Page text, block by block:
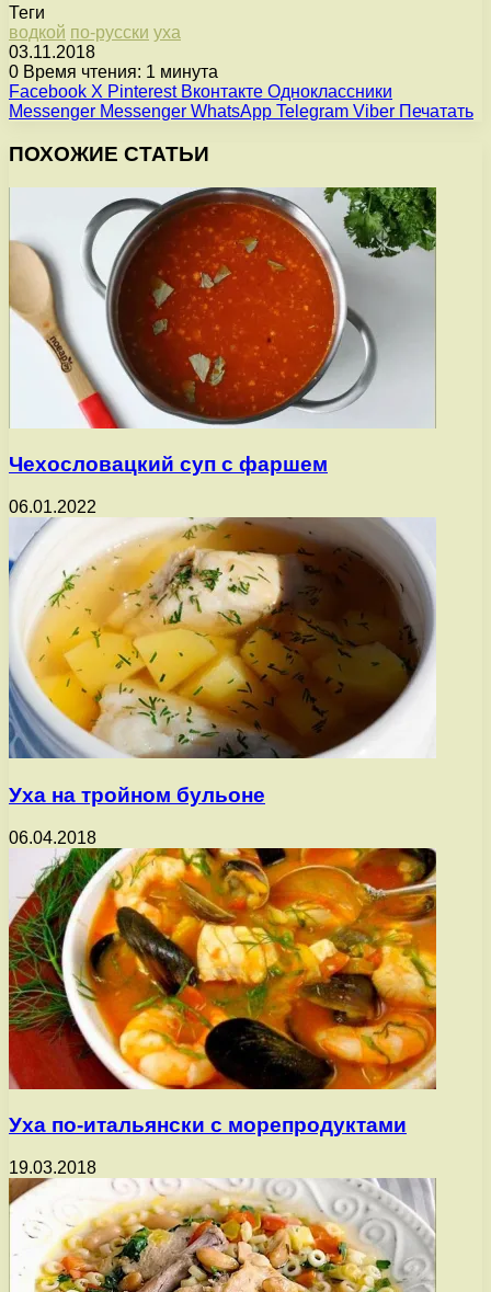
Теги
водкой по-русски уха
03.11.2018
0 Время чтения: 1 минута
Facebook X Pinterest Вконтакте Одноклассники
Messenger Messenger WhatsApp Telegram Viber Печатать
ПОХОЖИЕ СТАТЬИ
Чехословацкий суп с фаршем
06.01.2022
Уха на тройном бульоне
06.04.2018
Уха по-итальянски с морепродуктами
19.03.2018